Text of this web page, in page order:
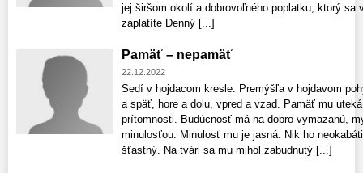
jej širšom okolí a dobrovoľného poplatku, ktorý sa
zaplatíte Denný [...]
Pamäť – nepamäť
22.12.2022
Sedí v hojdacom kresle. Premýšľa v hojdavom
a späť, hore a dolu, vpred a vzad. Pamäť mu
prítomnosti. Budúcnosť má na dobro vymazanú,
minulosťou. Minulosť mu je jasná. Nik ho
šťastný. Na tvári sa mu mihol zabudnutý [...]